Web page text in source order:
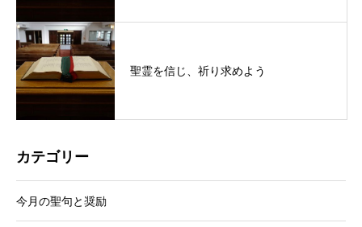
聖霊を信じ、祈り求めよう
カテゴリー
今月の聖句と奨励